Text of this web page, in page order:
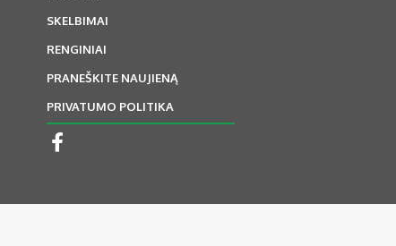
SKELBIMAI
RENGINIAI
PRANEŠKITE NAUJIENĄ
PRIVATUMO POLITIKA